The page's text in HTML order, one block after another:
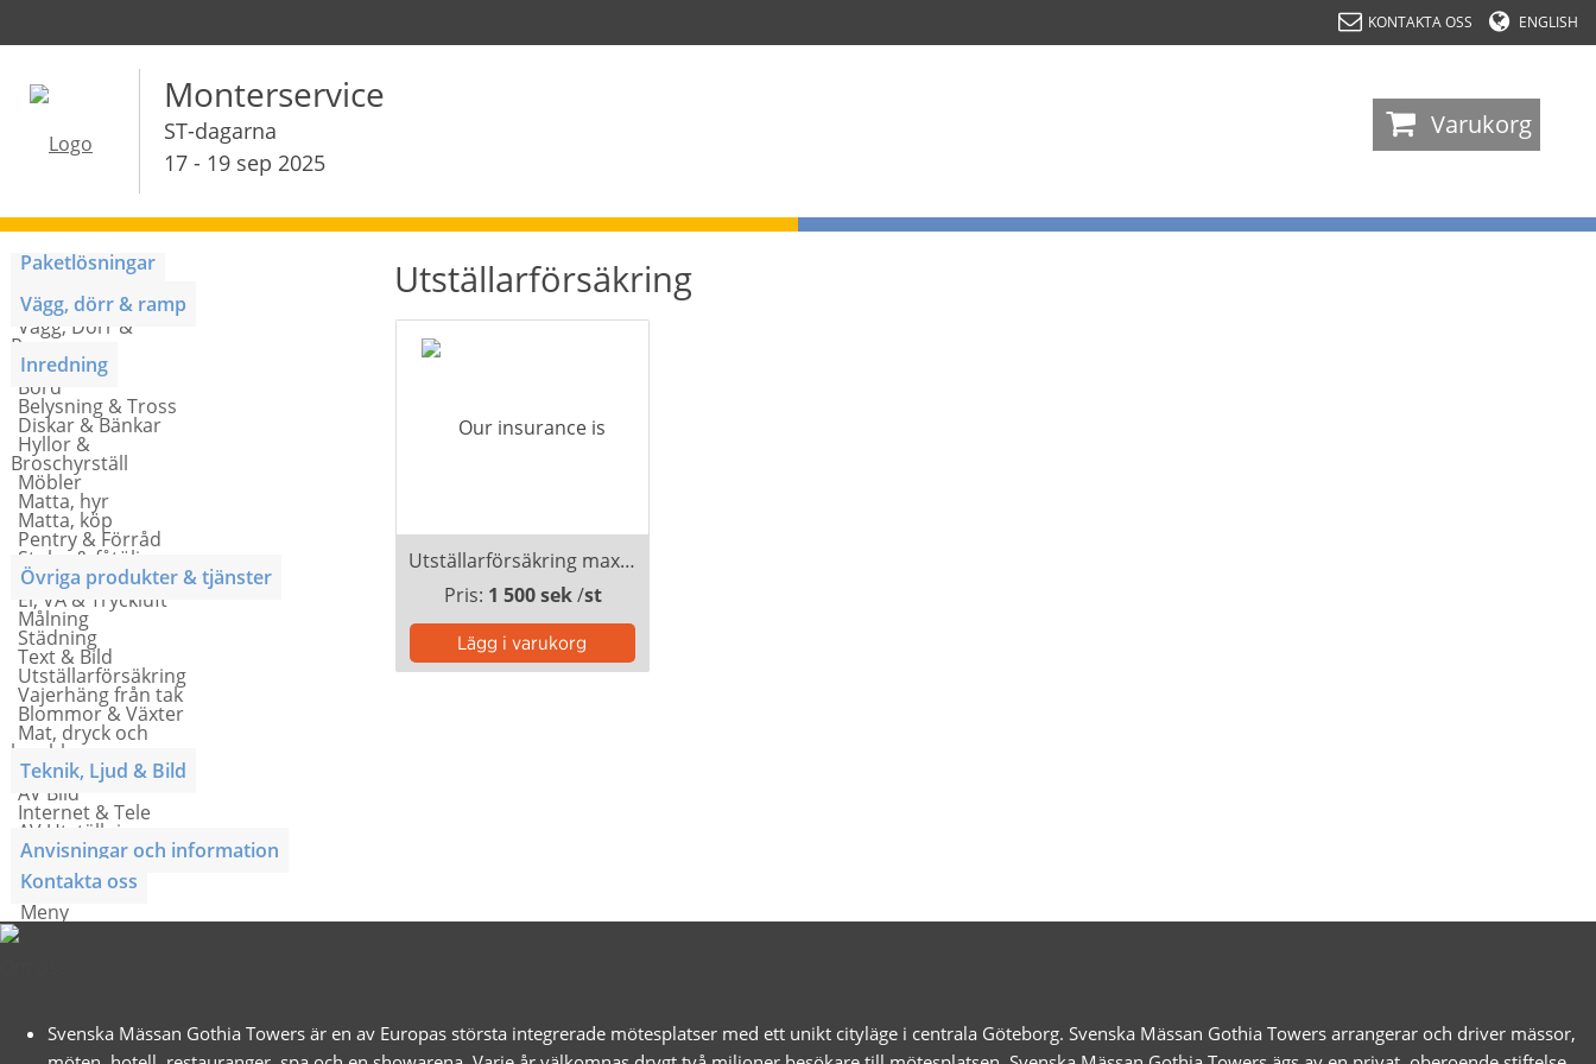
KONTAKTA OSS- ENGLISH
Varukorg
Monterservice
ST-dagarna
17 - 19 sep 2025
Paketlösningar
Vägg, dörr & ramp
Vägg, Dörr &
Ramp
Inredning
Bord
Belysning & Tross
Diskar & Bänkar
Hyllor &
Broschyrställ
Möbler
Matta, hyr
Matta, köp
Pentry & Förråd
Stolar & fåtöljer
Övriga produkter & tjänster
El, VA & Tryckluft
Målning
Städning
Text & Bild
Utställarförsäkring
Vajerhäng från tak
Blommor & Växter
Mat, dryck och
lunchkuponger
Teknik, Ljud & Bild
AV Bild
Internet & Tele
AV Utställning
Anvisningar och information
Kontakta oss
Meny
Utställarförsäkring
Utställarförsäkring max 300 000 kr
Pris: 1 500 sek/st
Svenska Mässan Gothia Towers är en av Europas största integrerade mötesplatser med ett unikt cityläge i centrala Göteborg. Svenska Mässan Gothia Towers arrangerar och driver mässor,